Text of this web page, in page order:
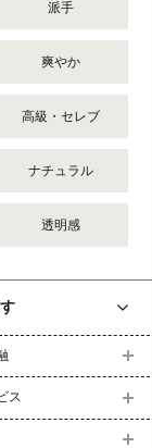
派手
爽やか
高級・セレブ
ナチュラル
透明感
ス